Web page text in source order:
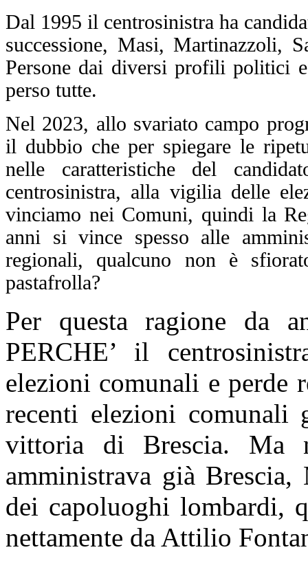
Dal 1995 il centrosinistra ha
successione, Masi, Martinazzoli,
Persone dai diversi profili politici
perso tutte.
Nel 2023, allo svariato campo
il dubbio che per spiegare le
nelle caratteristiche del
centrosinistra, alla vigilia delle
vinciamo nei Comuni, quindi la
anni si vince spesso alle
regionali, qualcuno non è
pastafrolla?
Per questa ragione da
PERCHE’ il
elezioni comunali e perde
recenti elezioni comunali
vittoria di Brescia. Ma
amministrava già
dei capoluoghi lombardi,
nettamente da Attilio